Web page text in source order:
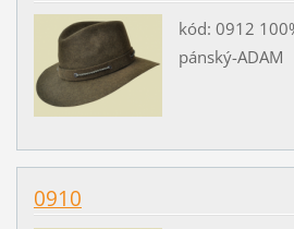
kód: 0912
pánský-ADAM
0910